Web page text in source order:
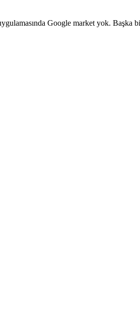
Google market yok. Başka